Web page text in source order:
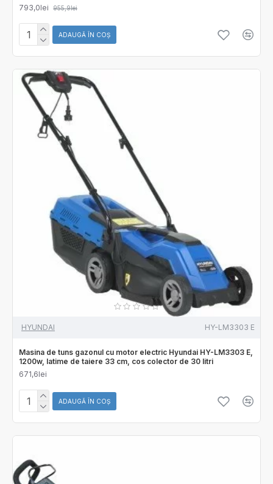
793,0lei
955,9lei
ADAUGĂ ÎN COŞ
HYUNDAI HY-LM3303 E
Masina de tuns gazonul cu motor electric Hyundai HY-LM3303 E,
1200w, latime de taiere 33 cm, cos colector de 30 litri
671,6lei
ADAUGĂ ÎN COŞ